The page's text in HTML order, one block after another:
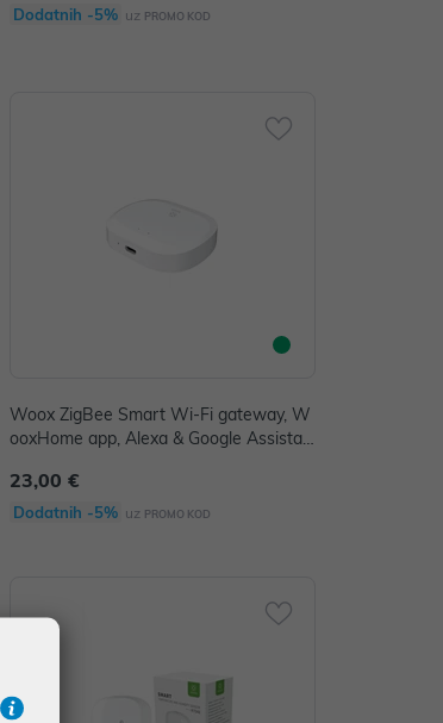
Dodatnih -5% uz PROMO KOD
Woox ZigBee Smart Wi-Fi gateway, W
ooxHome app, Alexa & Google Assistan
23,00 €
Dodatnih -5% uz PROMO KOD